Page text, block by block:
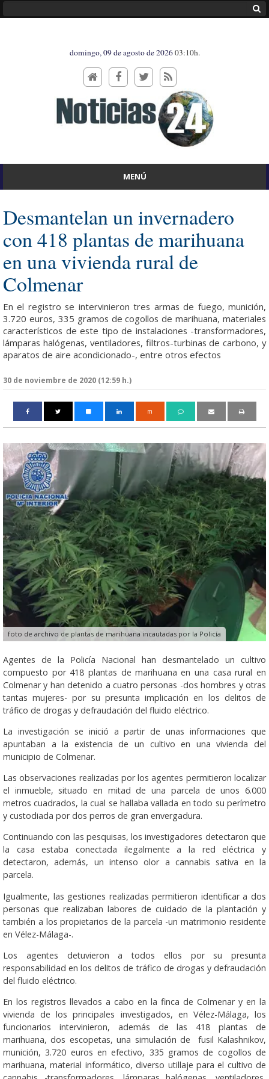
domingo, 09 de agosto de 202603:10h.
MENÚ
Desmantelan un invernadero
con 418 plantas de marihuana
en una vivienda rural de
Colmenar
En el registro se intervinieron tres armas de fuego, munición,
3.720 euros, 335 gramos de cogollos de marihuana, materiales
característicos de este tipo de instalaciones -transformadores,
lámparas halógenas, ventiladores, filtros-turbinas de carbono, y
aparatos de aire acondicionado-, entre otros efectos
30 de noviembre de 2020 (12:59 h.)
m
foto de archivo de plantas de marihuana incautadas por la Policía
Agentes de la Policía Nacional han desmantelado un cultivo
compuesto por 418 plantas de marihuana en una casa rural en
Colmenar y han detenido a cuatro personas -dos hombres y otras
tantas mujeres- por su presunta implicación en los delitos de
tráfico de drogas y defraudación del fluido eléctrico.
La investigación se inició a partir de unas informaciones que
apuntaban a la existencia de un cultivo en una vivienda del
municipio de Colmenar.
Las observaciones realizadas por los agentes permitieron localizar
el inmueble, situado en mitad de una parcela de unos 6.000
metros cuadrados, la cual se hallaba vallada en todo su perímetro
y custodiada por dos perros de gran envergadura.
Continuando con las pesquisas, los investigadores detectaron que
la casa estaba conectada ilegalmente a la red eléctrica y
detectaron, además, un intenso olor a cannabis sativa en la
parcela.
Igualmente, las gestiones realizadas permitieron identificar a dos
personas que realizaban labores de cuidado de la plantación y
también a los propietarios de la parcela -un matrimonio residente
en Vélez-Málaga-.
Los agentes detuvieron a todos ellos por su presunta
responsabilidad en los delitos de tráfico de drogas y defraudación
del fluido eléctrico.
En los registros llevados a cabo en la finca de Colmenar y en la
vivienda de los principales investigados, en Vélez-Málaga, los
funcionarios intervinieron, además de las 418 plantas de
marihuana, dos escopetas, una simulación de fusil Kalashnikov,
munición, 3.720 euros en efectivo, 335 gramos de cogollos de
marihuana, material informático, diverso utillaje para el cultivo de